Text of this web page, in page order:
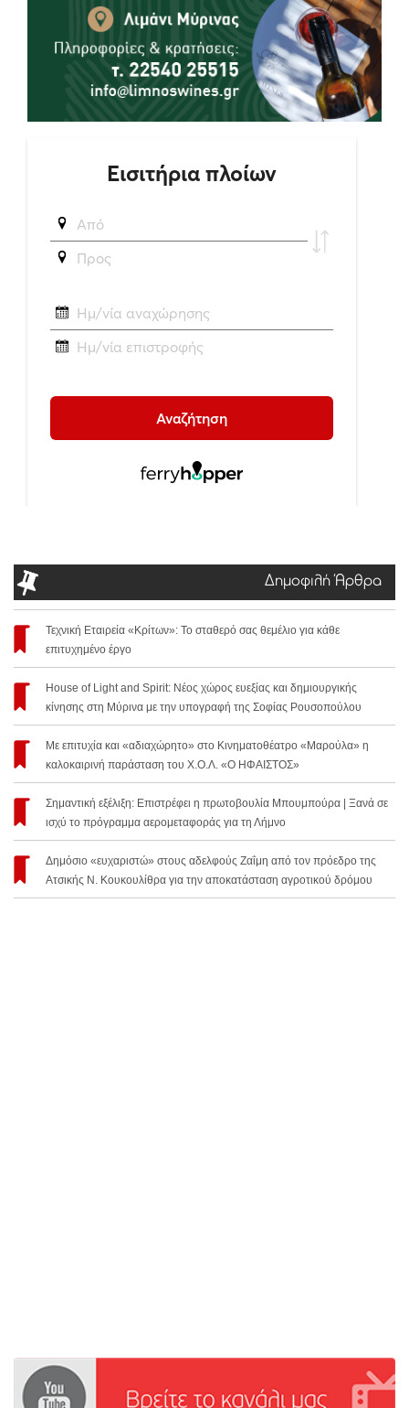
Δημοφιλή Άρθρα
Τεχνική Εταιρεία «Κρίτων»: Το σταθερό σας θεμέλιο για κάθε
επιτυχημένο έργο
House of Light and Spirit: Νέος χώρος ευεξίας και δημιουργικής
κίνησης στη Μύρινα με την υπογραφή της Σοφίας Ρουσοπούλου
Με επιτυχία και «αδιαχώρητο» στο Κινηματοθέατρο «Μαρούλα» η
καλοκαιρινή παράσταση του Χ.Ο.Λ. «Ο ΗΦΑΙΣΤΟΣ»
Σημαντική εξέλιξη: Επιστρέφει η πρωτοβουλία Μπουμπούρα | Ξανά σε
ισχύ το πρόγραμμα αερομεταφοράς για τη Λήμνο
Δημόσιο «ευχαριστώ» στους αδελφούς Ζαΐμη από τον πρόεδρο της
Ατσικής Ν. Κουκουλίθρα για την αποκατάσταση αγροτικού δρόμου